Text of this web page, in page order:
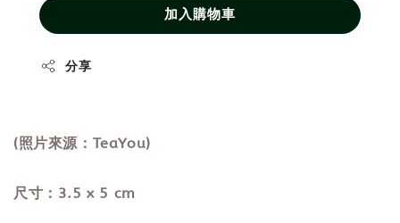
加入購物車
分享
(照片來源：TeaYou)
尺寸：3.5 x 5 cm